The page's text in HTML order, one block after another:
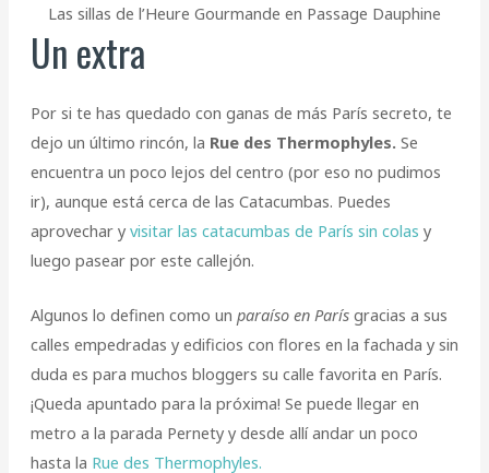
Las sillas de l’Heure Gourmande en Passage Dauphine
Un extra
Por si te has quedado con ganas de más París secreto, te
dejo un último rincón, la Rue des Thermophyles. Se
encuentra un poco lejos del centro (por eso no pudimos
ir), aunque está cerca de las Catacumbas. Puedes
aprovechar y visitar las catacumbas de París sin colas y
luego pasear por este callejón.
Algunos lo definen como un paraíso en París gracias a sus
calles empedradas y edificios con flores en la fachada y sin
duda es para muchos bloggers su calle favorita en París.
¡Queda apuntado para la próxima! Se puede llegar en
metro a la parada Pernety y desde allí andar un poco
hasta la Rue des Thermophyles.